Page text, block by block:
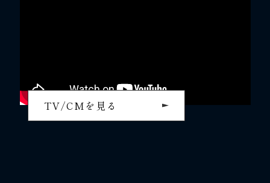
TV/CMを見る